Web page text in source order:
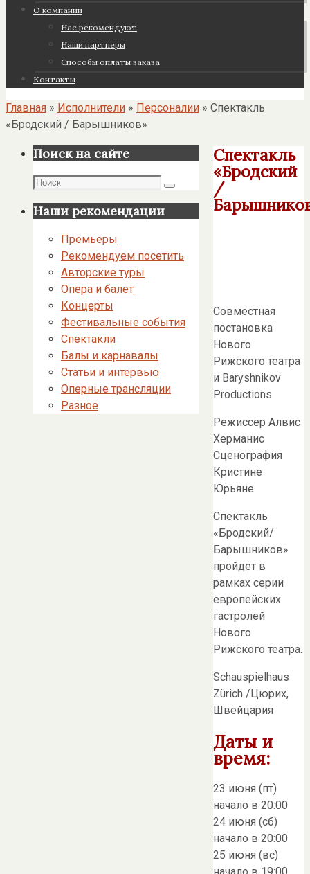
О компании
Нас рекомендуют
Наши партнеры
Cпособы оплаты заказа
Контакты
Главная » Исполнители » Персоналии » Спектакль
«Бродский / Барышников»
Спектакль
«Бродский
/
Совместная
постановка
Нового
Рижского театра
и Baryshnikov
Productions
Режиссер Алвис
Херманис
Сценография
Кристине
Юрьяне
Спектакль
«Бродский/
Барышников»
пройдет в
рамках серии
европейских
гастролей
Нового
Рижского театра.
Schauspielhaus
Zürich /Цюрих,
Швейцария
Даты и
время:
23 июня (пт)
начало в 20:00
24 июня (сб)
начало в 20:00
25 июня (вс)
Поиск на сайте
Поиск
Поиск
Наши рекомендации
Премьеры
Рекомендуем посетить
Авторские туры
Опера и балет
Концерты
Фестивальные события
Спектакли
Балы и карнавалы
Статьи и интервью
Оперные трансляции
Разное